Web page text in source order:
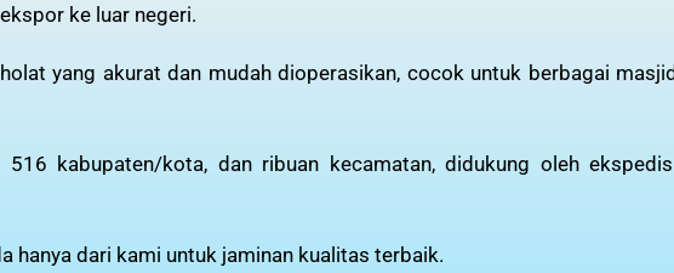
ke luar negeri.
yang akurat dan mudah dioperasikan, cocok untuk berbagai
kabupaten/kota, dan ribuan kecamatan, didukung oleh
hanya dari kami untuk jaminan kualitas terbaik.